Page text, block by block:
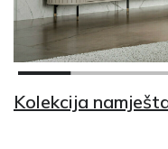
Kolekcija